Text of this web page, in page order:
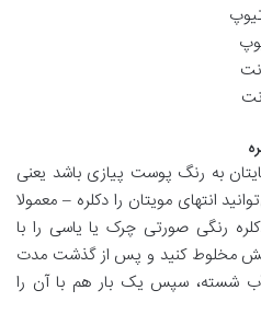
به رنگ پوست پیازی باشد یعنی
انتهای مویتان را دکلره – معمولا
دکلره رنگی صورتی چرک یا یاسی را با
بنفش مخلوط کنید و پس از گذشت مدت
آب شسته، سپس یک بار هم با آن را